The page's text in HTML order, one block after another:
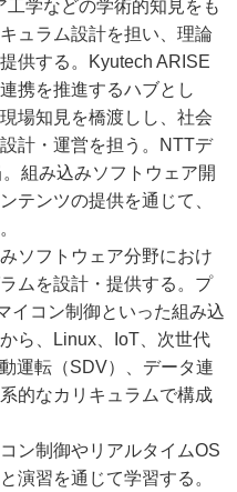
学などの学術的知見をも
ュラム設計を担い、理論
供する。Kyutech ARISE
携を推進するハブとし
場知見を橋渡しし、社会
計・運営を担う。NTTデ
組み込みソフトウェア開
テンツの提供を通じて、
ソフトウェア分野におけ
ムを設計・提供する。プ
イコン制御といった組み込
ら、Linux、IoT、次世代
運転（SDV）、データ連
的なカリキュラムで構成
ン制御やリアルタイムOS
演習を通じて学習する。